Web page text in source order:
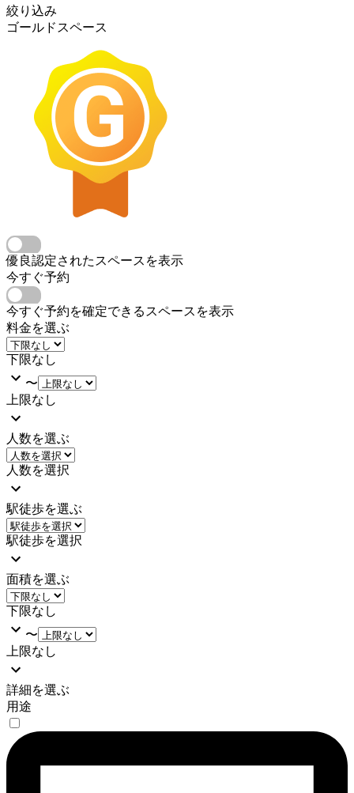
絞り込み
ゴールドスペース
優良認定されたスペースを表示
今すぐ予約
今すぐ予約を確定できるスペースを表示
料金を選ぶ
下限なし
〜
上限なし
人数を選ぶ
人数を選択
駅徒歩を選ぶ
駅徒歩を選択
面積を選ぶ
下限なし
〜
上限なし
詳細を選ぶ
用途